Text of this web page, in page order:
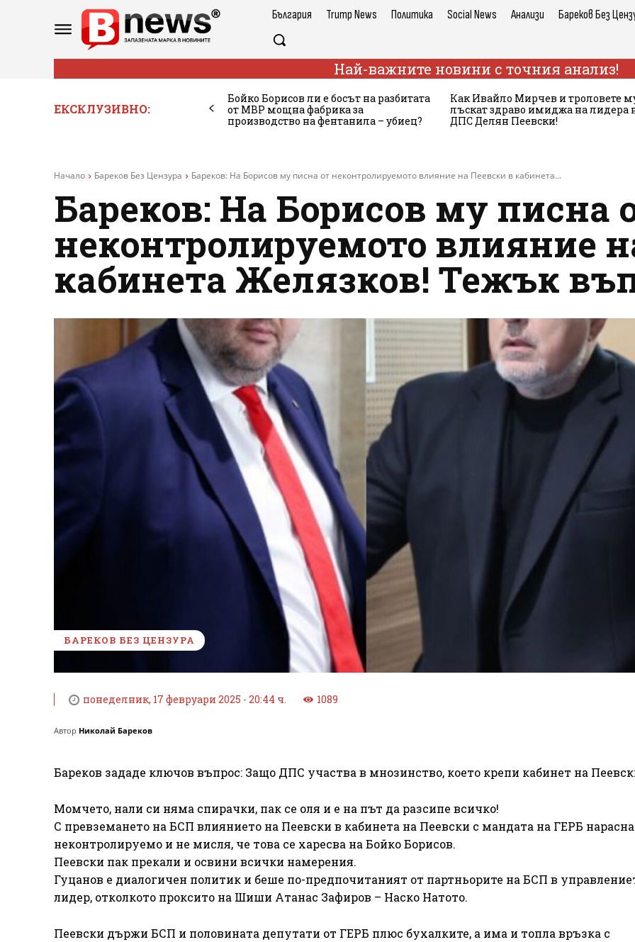
България Trump News Политика Social News Анализи Бареков Без
Най-важните новини с точния анализ!
ЕКСКЛУЗИВНО:
Бойко Борисов ли е босът на разбитата
от МВР мощна фабрика за
производство на фентанила – убиец?
Как Ивайло Мирчев и троловете
лъскат здраво имиджа на лидера
ДПС Делян Пеевски!
Начало Бареков Без Цензура Бареков: На Борисов му писна от неконтролируемото влияние на Пеевски в кабинета...
Бареков: На Борисов му писна
неконтролируемото влияние
кабинета Желязков! Тежък
БАРЕКОВ БЕЗ ЦЕНЗУРА
понеделник, 17 февруари 2025 - 20:44 ч. 1089
Автор Николай Бареков
Бареков зададе ключов въпрос: Защо ДПС участва в мнозинство, което крепи кабинет на
Момчето, нали си няма спирачки, пак се оля и е на път да разсипе всичко!
С превземането на БСП влиянието на Пеевски в кабинета на Пеевски с мандата на ГЕРБ нарасна
неконтролируемо и не мисля, че това се харесва на Бойко Борисов.
Пеевски пак прекали и освини всички намерения.
Гуцанов е диалогичен политик и беше по-предпочитаният от партньорите на БСП в
лидер, отколкото проксито на Шиши Атанас Зафиров – Наско Натото.
Пеевски държи БСП и половината депутати от ГЕРБ плюс бухалките, а има и топла връзка с